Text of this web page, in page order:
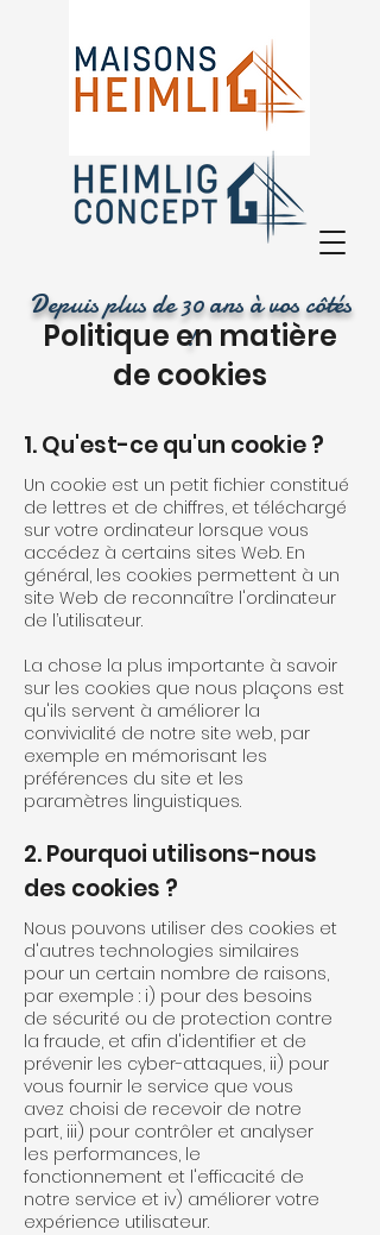
Depuis plus de 30 ans à vos côtés
!
Politique en matière
de cookies
1. Qu'est-ce qu'un cookie ?
Un cookie est un petit fichier constitué
de lettres et de chiffres, et téléchargé
sur votre ordinateur lorsque vous
accédez à certains sites Web. En
général, les cookies permettent à un
site Web de reconnaître l'ordinateur
de l’utilisateur.
La chose la plus importante à savoir
sur les cookies que nous plaçons est
qu'ils servent à améliorer la
convivialité de notre site web, par
exemple en mémorisant les
préférences du site et les
paramètres linguistiques.
2. Pourquoi utilisons-nous
des cookies ?
Nous pouvons utiliser des cookies et
d'autres technologies similaires
pour un certain nombre de raisons,
par exemple : i) pour des besoins
de sécurité ou de protection contre
la fraude, et afin d'identifier et de
prévenir les cyber-attaques, ii) pour
vous fournir le service que vous
avez choisi de recevoir de notre
part, iii) pour contrôler et analyser
les performances, le
fonctionnement et l'efficacité de
notre service et iv) améliorer votre
expérience utilisateur.